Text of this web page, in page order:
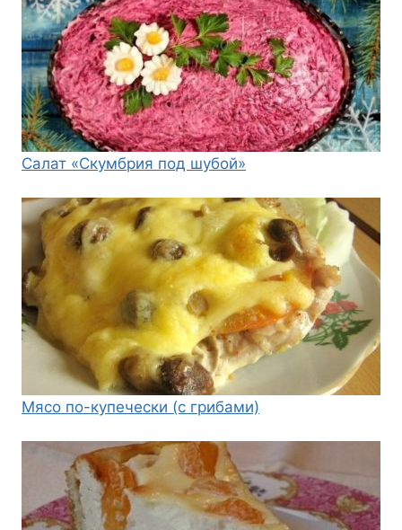
Салат «Скумбрия под шубой»
Мясо по-купечески (с грибами)